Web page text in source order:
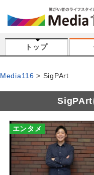
トップ
Media116 SigPArt
SigPArt
エンタメ